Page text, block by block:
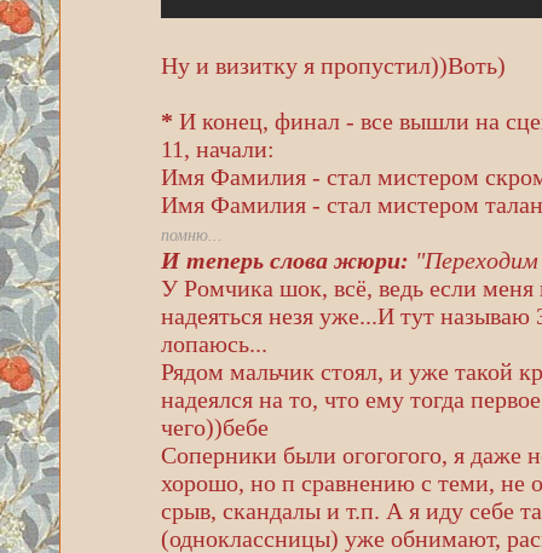
Ну и визитку я пропустил))Воть)
* И конец, финал - все вышли на
11, начали:
Имя Фамилия - стал мистером
Имя Фамилия - стал мистером
помню...
И теперь слова жюри:
У Ромчика шок, всё, ведь если меня
надеяться незя уже...И тут называю
лопаюсь...
Рядом мальчик стоял, и уже такой
надеялся на то, что ему тогда
чего))бебе
Соперники были огогогого, я даже
хорошо, но п сравнению с теми, не
срыв, скандалы и т.п. А я иду себе
(одноклассницы) уже обнимают,